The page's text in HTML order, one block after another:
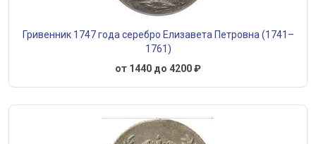
Гривенник 1747 года серебро Елизавета Петровна (1741–
1761)
от 1440 до 4200 ₽